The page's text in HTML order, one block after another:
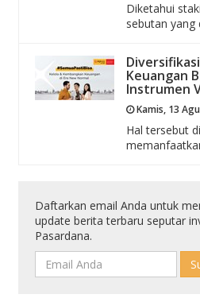
Diketahui
sebutan yang
Keuangan
Instrumen
Kamis, 13
Hal tersebut
Daftarkan email Anda untuk
update berita terbaru seputar
Pasardana.